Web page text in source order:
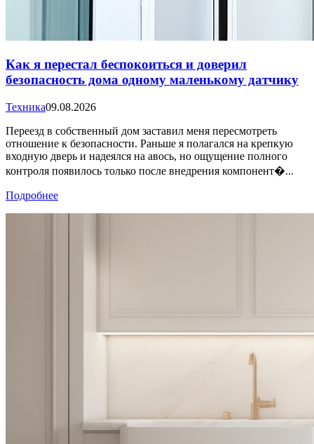
Как я перестал беспокоиться и доверил
безопасность дома одному маленькому датчику
Техника09.08.2026
Переезд в собственный дом заставил меня пересмотреть
отношение к безопасности. Раньше я полагался на крепкую
входную дверь и надеялся на авось, но ощущение полного
контроля появилось только после внедрения компонент�...
Подробнее